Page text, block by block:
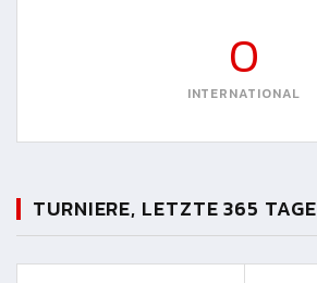
0
INTERNATIONAL
TURNIERE, LETZTE 365 TAGE